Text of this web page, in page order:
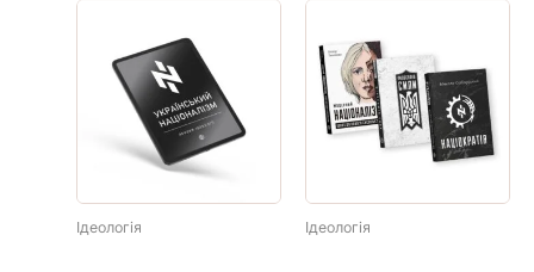
Ідеологія Ідеологія